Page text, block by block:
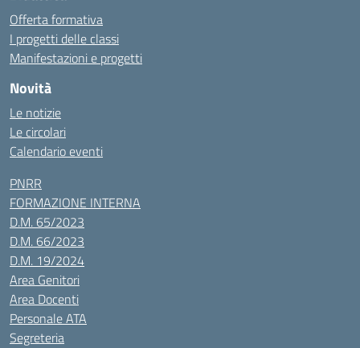
Offerta formativa
I progetti delle classi
Manifestazioni e progetti
Novità
Le notizie
Le circolari
Calendario eventi
PNRR
FORMAZIONE INTERNA
D.M. 65/2023
D.M. 66/2023
D.M. 19/2024
Area Genitori
Area Docenti
Personale ATA
Segreteria